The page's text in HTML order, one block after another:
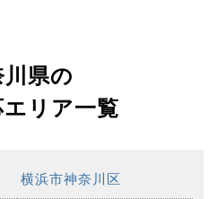
県の
エリア一覧
横浜市神奈川区